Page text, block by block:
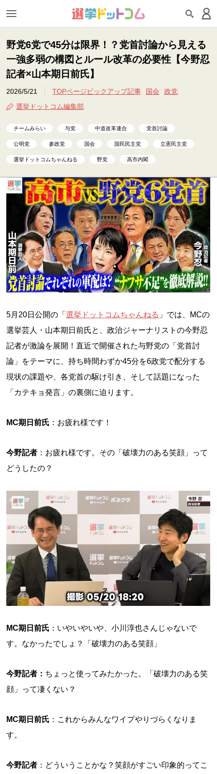
野党6党で45分は限界！？党首討論から見える
一強多弱の構図とルール改革の必要性【今野忍
記者×山本期日前氏】
2026/5/21 TOPページピックアップ記事 国会
政党
選挙ドットコム編集部
チームみらい 与党 中道改革連合 党首討論
公明党 参政党 国会 国民民主党 立憲民主党
選挙ドットコムちゃんねる 野党 高市内閣
5月20日公開の「選挙ドットコムちゃんねる 」では、MCの
選挙芸人・山本期日前氏と、政治ジャーナリストの今野忍
記者が激論を展開！直近で開催された与野党の「党首討
論」をテーマに、持ち時間わずか45分を6政党で配分する
現状の課題や、各党首の駆け引き、そして話題になった
「カテキョ発言」の裏側に迫ります。
MC期日前氏 ：お疲れ様です！
今野記者 ：お疲れ様です。その「破壊力のある笑顔」って
どうしたの？
MC期日前氏 ：いやいやいや、小川淳也さんじゃないで
す。なかったでしょ？「破壊力のある笑顔」
今野記者 ： ちょっと使ってみたかった。「破壊力のある笑
顔」って凄くない？
MC期日前氏 ：これからみんなワイプやりづらくなりま
す。
今野記者 ：どういうことかな？笑顔がすごい印象的ってこ